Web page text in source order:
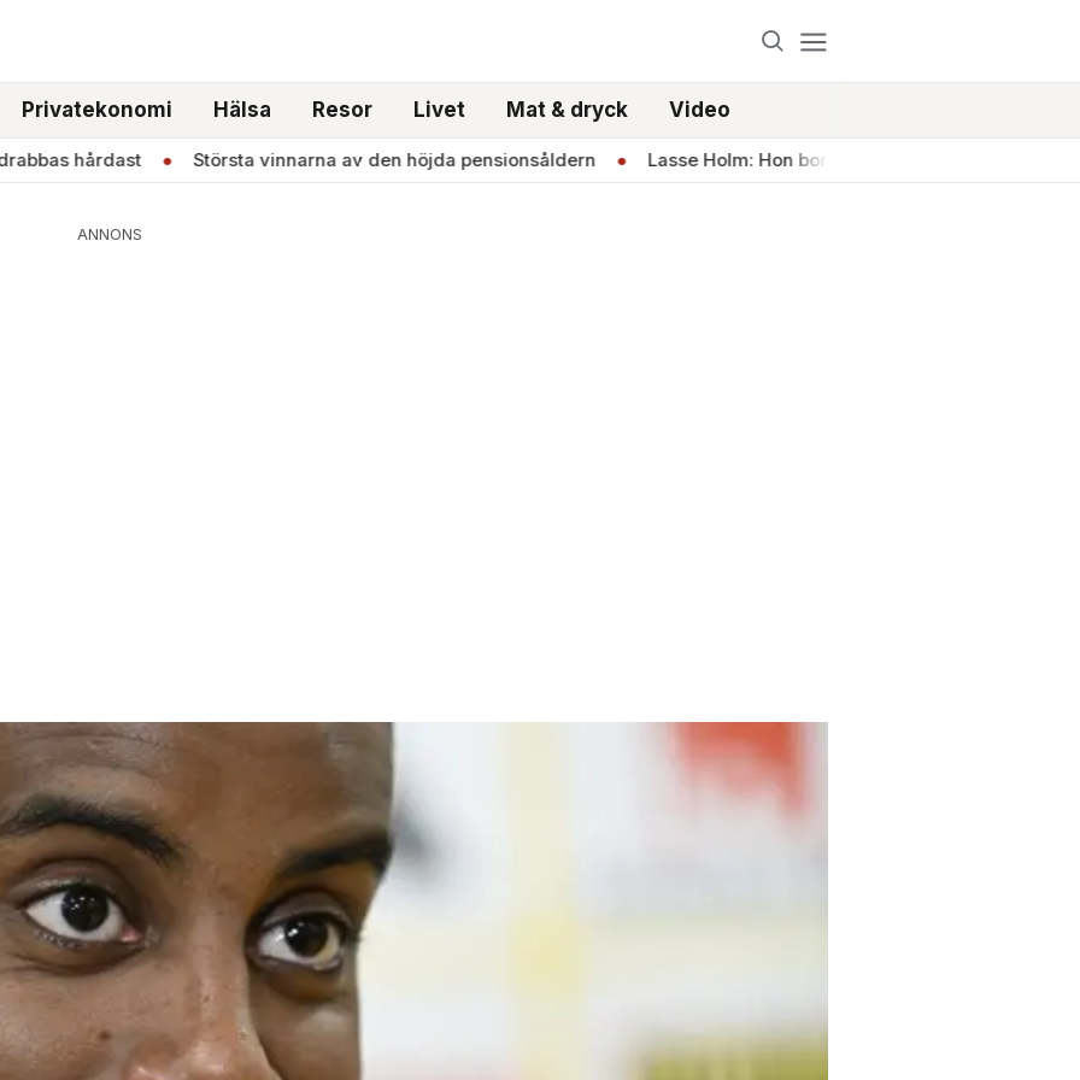
Privatekonomi Hälsa Resor Livet Mat & dryck Video
hårdast ● Största vinnarna av den höjda pensionsåldern ● Lasse Holm: Hon borde ta över Allsång på Skansen
ANNONS